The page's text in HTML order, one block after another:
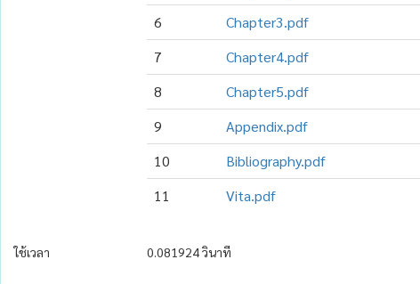
6
Chapter3.pdf
7
Chapter4.pdf
8
Chapter5.pdf
9
Appendix.pdf
10
Bibliography.pdf
11
Vita.pdf
ใช้เวลา 0.081924 วินาที